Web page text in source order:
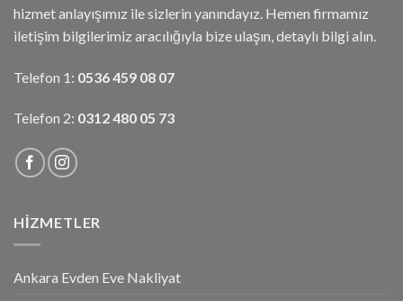
hizmet anlayışımız ile sizlerin yanındayız. Hemen firmamız
iletişim bilgilerimiz aracılığıyla bize ulaşın, detaylı bilgi alın.
Telefon 1: 0536 459 08 07
Telefon 2: 0312 480 05 73
HIZMETLER
Ankara Evden Eve Nakliyat